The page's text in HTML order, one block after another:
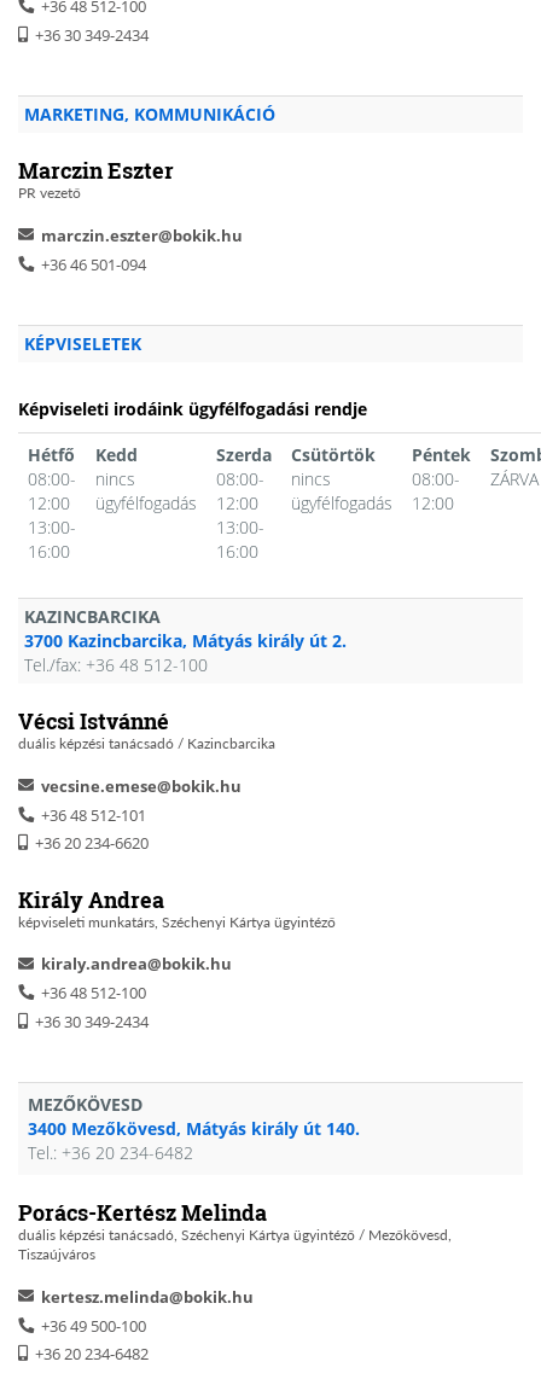
+36 48 512-100
+36 30 349-2434
MARKETING, KOMMUNIKÁCIÓ
Marczin Eszter
PR vezető
marczin.eszter@bokik.hu
+36 46 501-094
KÉPVISELETEK
Képviseleti irodáink ügyfélfogadási rendje
Hétfő
08:00-
12:00
13:00-
16:00
Kedd
nincs
ügyfélfogadás
Szerda
08:00-
12:00
13:00-
16:00
Csütörtök
nincs
ügyfélfogadás
Péntek
08:00-
12:00
ZÁRVA
KAZINCBARCIKA
3700 Kazincbarcika, Mátyás király út 2.
Tel./fax: +36 48 512-100
Vécsi Istvánné
duális képzési tanácsadó / Kazincbarcika
vecsine.emese@bokik.hu
+36 48 512-101
+36 20 234-6620
Király Andrea
képviseleti munkatárs, Széchenyi Kártya ügyintéző
kiraly.andrea@bokik.hu
+36 48 512-100
+36 30 349-2434
MEZŐKÖVESD
3400 Mezőkövesd, Mátyás király út 140.
Tel.: +36 20 234-6482
Porács-Kertész Melinda
duális képzési tanácsadó, Széchenyi Kártya ügyintéző / Mezőkövesd,
Tiszaújváros
kertesz.melinda@bokik.hu
+36 49 500-100
+36 20 234-6482